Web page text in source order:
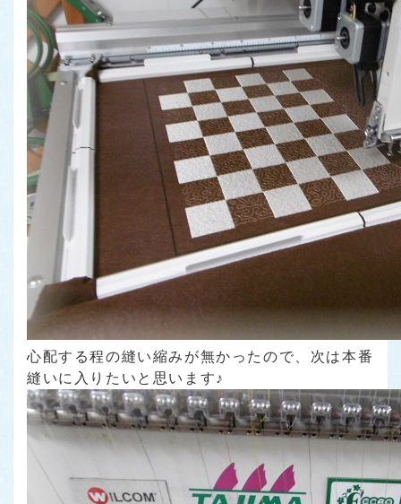
心配する程の縫い縮みが無かったので、次は本番
縫いに入りたいと思います♪